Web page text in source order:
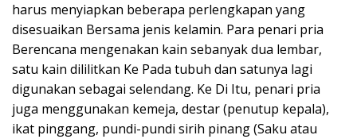
harus menyiapkan beberapa perlengkapan yang
disesuaikan Bersama jenis kelamin. Para penari pria
Berencana mengenakan kain sebanyak dua lembar,
satu kain dililitkan Ke Pada tubuh dan satunya lagi
digunakan sebagai selendang. Ke Di Itu, penari pria
juga menggunakan kemeja, destar (penutup kepala),
ikat pinggang, pundi-pundi sirih pinang (Saku atau